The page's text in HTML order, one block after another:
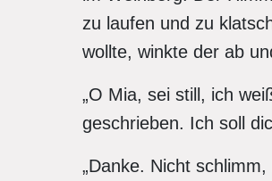
zu laufen und zu
wollte, winkte der ab
„O Mia, sei still, ich
geschrieben. Ich soll
„Danke. Nicht